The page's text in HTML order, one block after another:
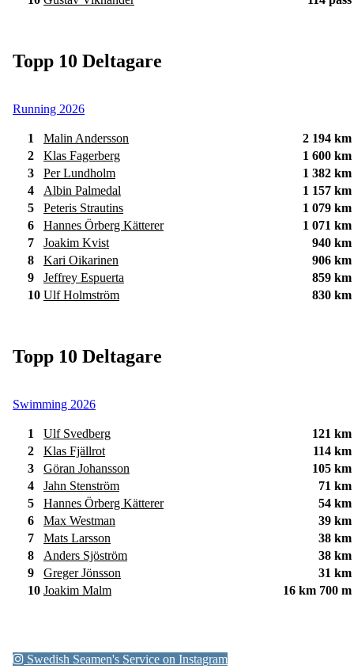
Topp 10 Deltagare
Running 2026
1 Malin Andersson
2 194 km
2
Klas Fagerberg
1 600 km
3
Per Lundholm
1 382 km
4
Albin Palmedal
1 157 km
5
Peteris Strautins
1 079 km
6
Hannes Örberg Kätterer
1 071 km
7
Joakim Kvist
940 km
8
Kari Oikarinen
906 km
9
Jeffrey Espuerta
859 km
10 Ulf Holmström 830 km
Topp 10 Deltagare
Swimming 2026
1 Ulf Svedberg
121 km
2
Klas Fjällrot
114 km
3
Göran Johansson
105 km
4
Jahn Stenström
71 km
5
Hannes Örberg Kätterer
54 km
6
Max Westman
39 km
7
Mats Larsson
38 km
8
Anders Sjöström
38 km
9
Greger Jönsson
31 km
10 Joakim Malm 16 km 700 m
Swedish Seamen's Service on Instagram